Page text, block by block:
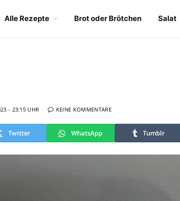
Alle Rezepte Brot oder Brötchen Salat
- 23:15 UHR KEINE KOMMENTARE
Twitter WhatsApp Tumblr